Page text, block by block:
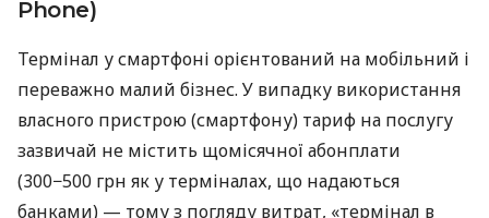
Phone)
Термінал у смартфоні орієнтований на мобільний і
переважно малий бізнес. У випадку використання
власного пристрою (смартфону) тариф на послугу
зазвичай не містить щомісячної абонплати
(300−500 грн як у терміналах, що надаються
банками) — тому з погляду витрат, «термінал в